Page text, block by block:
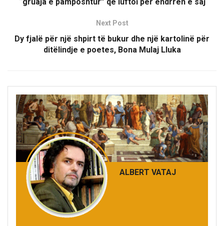
“gruaja e pamposhtur” që luftoi për ëndrrën e saj
Next Post
Dy fjalë për një shpirt të bukur dhe një kartolinë për
ditëlindje e poetes, Bona Mulaj Lluka
ALBERT VATAJ